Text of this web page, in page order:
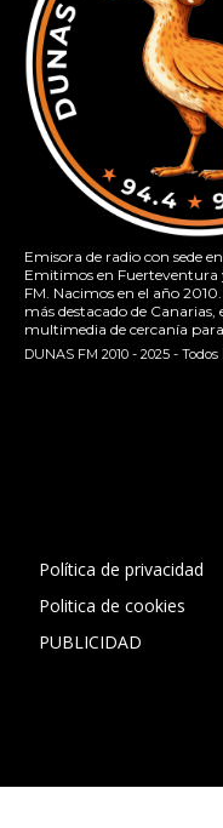
Emisora de radio con sede
Emitimos en Fuerteventura
FM. Nacimos en el año
más destacado de
multimedia de cercanía
DUNAS FM 2010 - 2025 -
Política de privacidad
Politica de cookies
PUBLICIDAD